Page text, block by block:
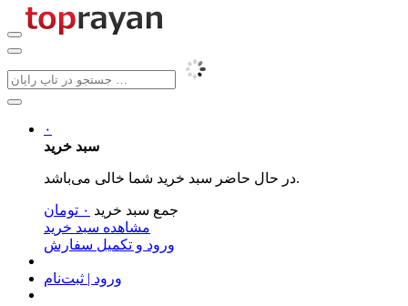
۰
سبد خرید
در حال حاضر سبد خرید شما خالی می‌باشد.
جمع سبد خرید ۰ تومان
مشاهده سبد خرید
ورود و تکمیل سفارش
ورود | ثبت‌نام